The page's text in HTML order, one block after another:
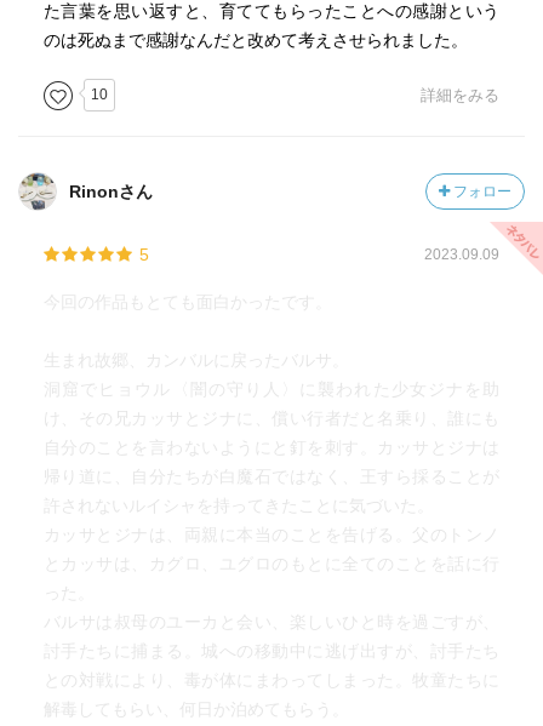
た言葉を思い返すと、育ててもらったことへの感謝という
のは死ぬまで感謝なんだと改めて考えさせられました。
10 詳細をみる
Rinonさん フォロー
5 2023.09.09
今回の作品もとても面白かったです。
生まれ故郷、カンバルに戻ったバルサ。
洞窟でヒョウル〈闇の守り人〉に襲われた少女ジナを助
け、その兄カッサとジナに、償い行者だと名乗り、誰にも
自分のことを言わないようにと釘を刺す。カッサとジナは
帰り道に、自分たちが白魔石ではなく、王すら採ることが
許されないルイシャを持ってきたことに気づいた。
カッサとジナは、両親に本当のことを告げる。父のトンノ
とカッサは、カグロ、ユグロのもとに全てのことを話に行
った。
バルサは叔母のユーカと会い、楽しいひと時を過ごすが、
討手たちに捕まる。城への移動中に逃げ出すが、討手たち
との対戦により、毒が体にまわってしまった。牧童たちに
解毒してもらい、何日か泊めてもらう。